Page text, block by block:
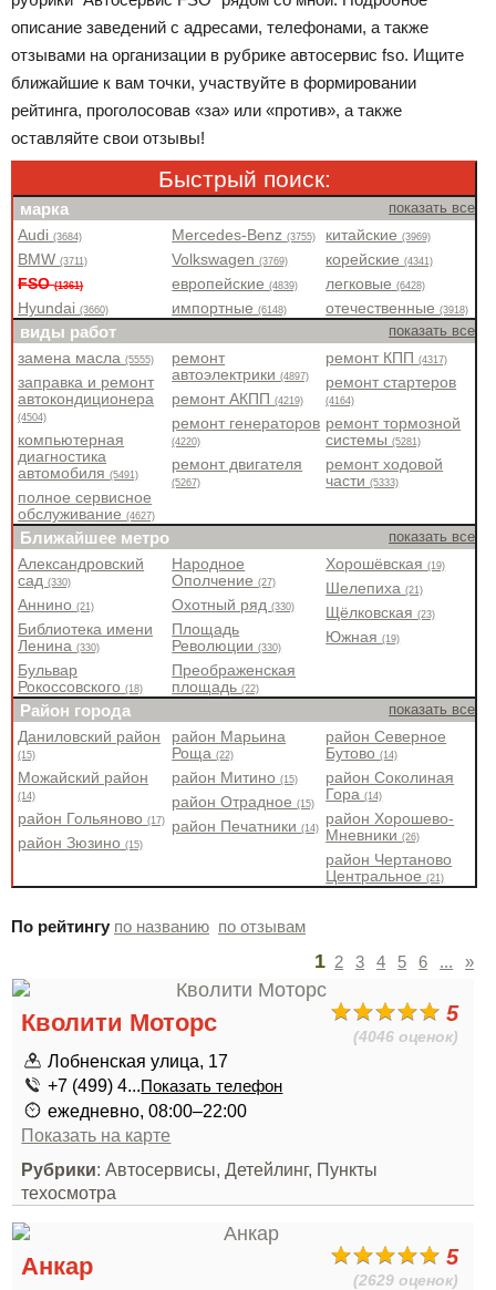
описание заведений с адресами, телефонами, а также
отзывами на организации в рубрике автосервис fso. Ищите
ближайшие к вам точки, участвуйте в формировании
рейтинга, проголосовав «за» или «против», а также
оставляйте свои отзывы!
Быстрый поиск:
марка показать все
Audi(3684)
BMW(3711)
FSO(1361)
Hyundai(3660)
Mercedes-Benz(3755)
Volkswagen(3769)
европейские(4839)
импортные(6148)
китайские(3969)
корейские(4341)
легковые(6428)
отечественные(3918)
виды работ показать все
замена масла(5555)
заправка и ремонт
автокондиционера
(4504)
компьютерная
диагностика
автомобиля(5491)
полное сервисное
обслуживание(4627)
ремонт
автоэлектрики(4897)
ремонт АКПП(4219)
ремонт генераторов
(4220)
ремонт двигателя
(5267)
ремонт КПП(4317)
ремонт стартеров
(4164)
ремонт тормозной
системы(5281)
ремонт ходовой
части(5333)
Ближайшее метро показать все
Александровский
сад(330)
Аннино(21)
Библиотека имени
Ленина(330)
Бульвар
Рокоссовского(18)
Народное
Ополчение(27)
Охотный ряд(330)
Площадь
Революции(330)
Преображенская
площадь(22)
Хорошёвская(19)
Шелепиха(21)
Щёлковская(23)
Южная(19)
Район города показать все
Даниловский район
(15)
Можайский район
(14)
район Гольяново(17)
район Зюзино(15)
район Марьина
Роща(22)
район Митино(15)
район Отрадное(15)
район Печатники(14)
район Северное
Бутово(14)
район Соколиная
Гора(14)
район Хорошево-
Мневники(26)
район Чертаново
Центральное(21)
По рейтингу по названию по отзывам
1 2 3 4 5 6 ... »
5
(4046 оценок)
Кволити Моторс
Лобненская улица, 17
+7 (499) 4...Показать телефон
ежедневно, 08:00–22:00
Показать на карте
Рубрики: Автосервисы, Детейлинг, Пункты
техосмотра
5
(2629 оценок)
Анкар